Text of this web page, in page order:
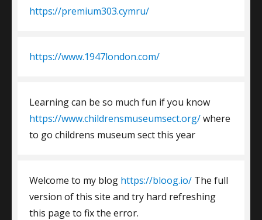
https://premium303.cymru/
https://www.1947london.com/
Learning can be so much fun if you know
https://www.childrensmuseumsect.org/where
to go childrens museum sect this year
Welcome to my blog https://bloog.io/ The full
version of this site and try hard refreshing
this page to fix the error.